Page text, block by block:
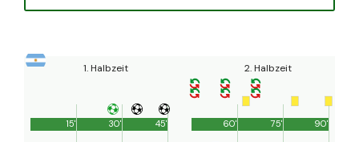
1. Halbzeit
45'
15' 30'
2. Halbzeit
90'
60' 75'